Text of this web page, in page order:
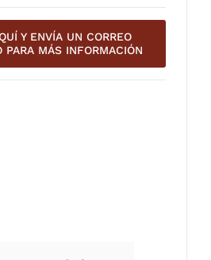
Y ENVÍA UN CORREO
PARA MÁS INFORMACIÓN